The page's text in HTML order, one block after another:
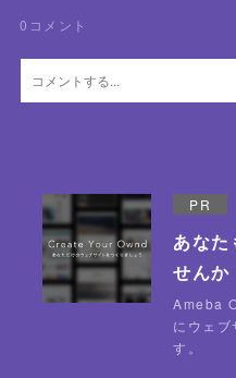
0 コメント
PR
あなた
せんか
Ameba
にウェブ
す。